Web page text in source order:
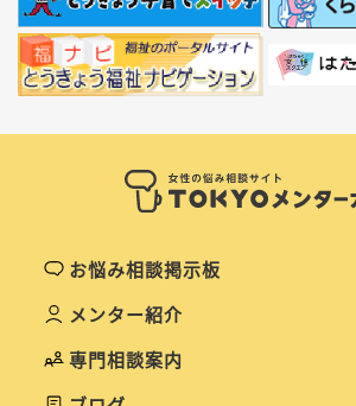
お悩み相談掲示板
メンター紹介
専門相談案内